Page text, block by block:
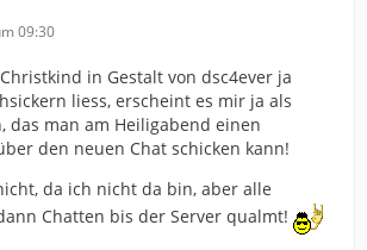
09:30
in Gestalt von dsc4ever ja
liess, erscheint es mir ja als
das man am Heiligabend einen
den neuen Chat schicken kann!
da ich nicht da bin, aber alle
Chatten bis der Server qualmt!